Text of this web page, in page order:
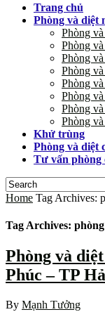
Trang chủ
Phòng và diệt
Phòng
Phòng
Phòng
Phòng
Phòng
Phòng
Phòng
Phòng
Khử trùng
Phòng và diệt
Tư vấn phòng
Home Tag Archives:
Tag Archives:
Phòng và
Phúc – TP
By Mạnh Tưởng